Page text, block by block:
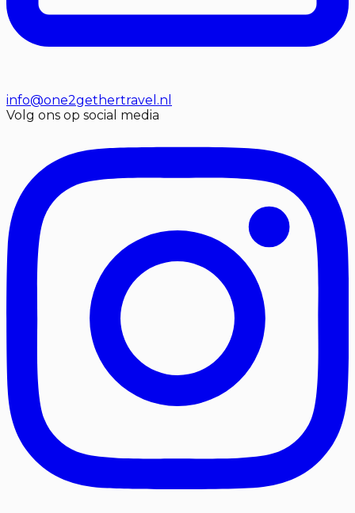
info@one2gethertravel.nl
Volg ons op social media